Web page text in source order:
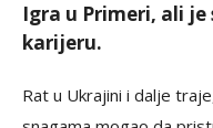
Igra u Primeri, ali
karijeru.
Rat u Ukrajini i dalje